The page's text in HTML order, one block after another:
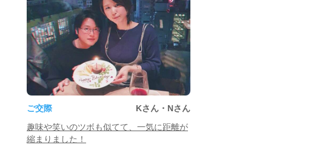
ご交際
Kさん・Nさん
趣味や笑いのツボも似てて、一気に距離が
縮まりました！